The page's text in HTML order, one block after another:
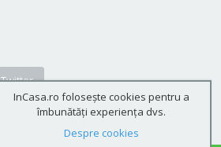
Twitter
InCasa.ro folosește cookies pentru a
îmbunătăți experiența dvs.
Despre cookies